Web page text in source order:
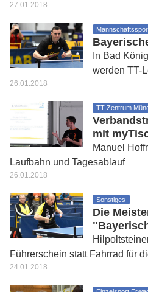
27.01.2018
In Bad
werden TT-
26.01.2018
TT-Zentrum
mit
Manuel
Laufbahn und Tagesablauf
26.01.2018
Sonstiges
Die
Führerschein statt Fahrrad für
24.01.2018